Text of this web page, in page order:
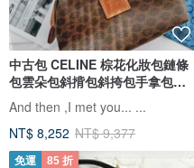
中古包 CELINE 棕花化妝包鏈條
包雲朵包斜揹包斜挎包手拿包單
肩包
And then ,I met you... ...
NT$ 8,252 NT$ 9,377
免運 85 折